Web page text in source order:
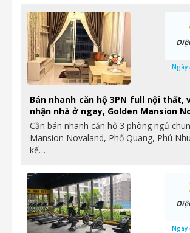
Bán nhanh căn hộ 3PN full nội thất,
nhận nhà ở ngay, Golden Mansion
Cần bán nhanh căn hộ 3 phòng ngủ
Mansion Novaland, Phổ Quang, Phú
kế…
Ngày
Ngày